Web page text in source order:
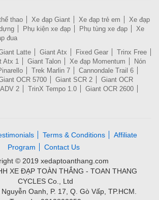
thao Xe đạp Giant Xe đạp trẻ em
Xe đạp
Phụ kiện xe đạp Phụ tùng xe đạp
Xe
đua
Latte Giant Atx Fixed Gear
Trinx Free
Atx 1 Giant Talon Xe đạp Momentum
Nón
Trek Marlin 7
Cannondale Trail 6
OCR 5700 Giant SCR 2
Giant OCR
2 TrinX Tempo 1.0
Giant OCR 2600
Terms & Conditions
Affiliate
Program
Contact Us
© 2019 xedaptoanthang.com
XE ĐẠP TOÀN THẮNG - TOAN THANG
CYCLES Co., Ltd
Oanh, P. 17, Q. Gò Vấp, TP.HCM.